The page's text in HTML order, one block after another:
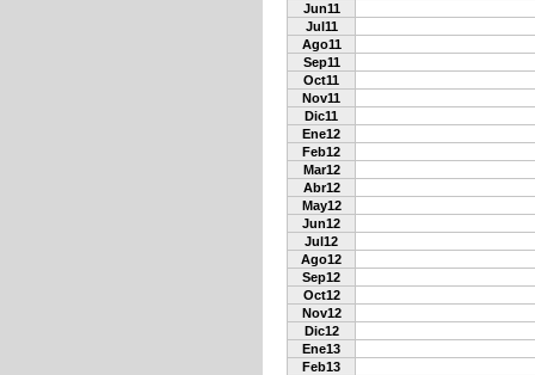
Jun11
Jul11
Ago11
Sep11
Oct11
Nov11
Dic11
Ene12
Feb12
Mar12
Abr12
May12
Jun12
Jul12
Ago12
Sep12
Oct12
Nov12
Dic12
Ene13
Feb13